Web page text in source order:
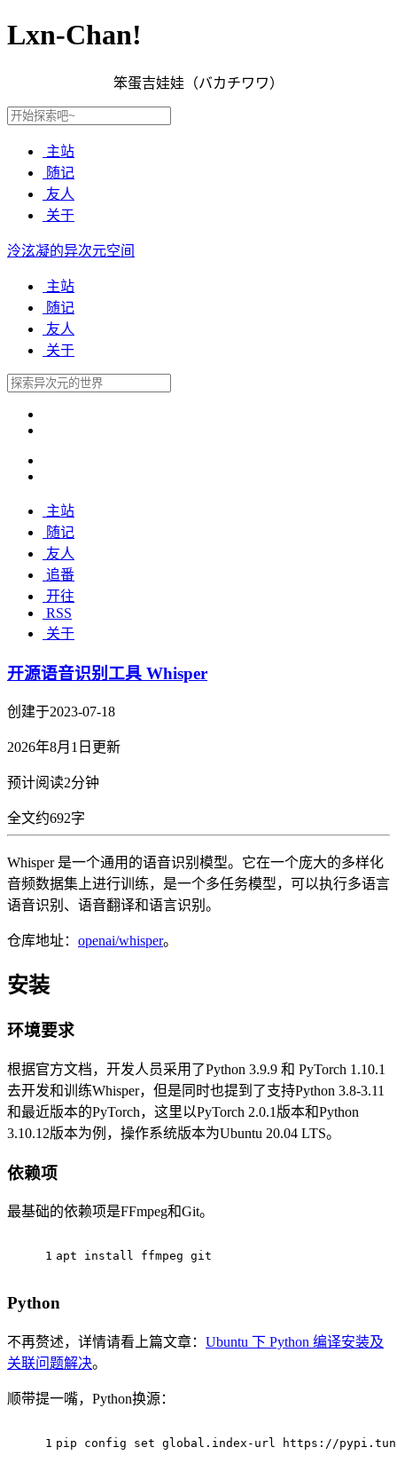
Lxn-Chan!
笨蛋吉娃娃（バカチワワ）
主站
随记
友人
关于
泠泫凝的异次元空间
主站
随记
友人
关于
主站
随记
友人
追番
开往
RSS
关于
开源语音识别工具 Whisper
创建于2023-07-18
2026年8月1日更新
预计阅读2分钟
全文约692字
Whisper 是一个通用的语音识别模型。它在一个庞大的多样化
音频数据集上进行训练，是一个多任务模型，可以执行多语言
语音识别、语音翻译和语言识别。
仓库地址： openai/whisper。
安装
环境要求
根据官方文档，开发人员采用了Python 3.9.9 和 PyTorch 1.10.1
去开发和训练Whisper，但是同时也提到了支持Python 3.8-3.11
和最近版本的PyTorch，这里以PyTorch 2.0.1版本和Python
3.10.12版本为例，操作系统版本为Ubuntu 20.04 LTS。
依赖项
最基础的依赖项是FFmpeg和Git。
1 apt install ffmpeg git
Python
不再赘述，详情请看上篇文章： Ubuntu 下 Python 编译安装及
关联问题解决。
顺带提一嘴，Python换源：
1 pip config set global.index-url https://